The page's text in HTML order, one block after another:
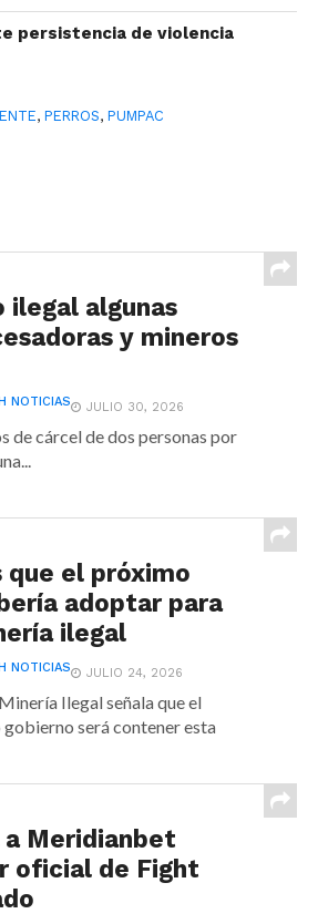
persistencia de violencia
,PERROS,PUMPAC
ilegal algunas
y mineros
NOTICIAS JULIO 30, 2026
de cárcel de dos personas por
que el próximo
adoptar para
ilegal
NOTICIAS JULIO 24, 2026
Ilegal señala que el
será contener esta
a Meridianbet
oficial de Fight